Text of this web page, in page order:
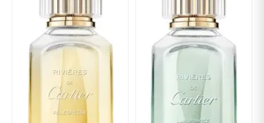
Les Rivières de Cartier sont apparus en 2021 et nous
offrent un véritable « bain de nature ». Ces trois
parfums nous dépeignent chacun un paysage
différent, comme une rivière infusée d’une odeur
particulière, au gré de tous les éléments naturels
rencontrés. « Nous voulions évoquer une nouvelle
fraîcheur, et le mot 'Rivières' s’est imposé comme une
évidence », raconte la parfumeuse Mathilde Laurent,